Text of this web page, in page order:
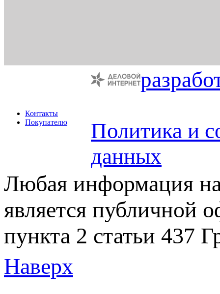
Контакты
Покупателю
Политика и
данных
Любая информация на
является публичной
пункта 2 статьи 437
Наверх